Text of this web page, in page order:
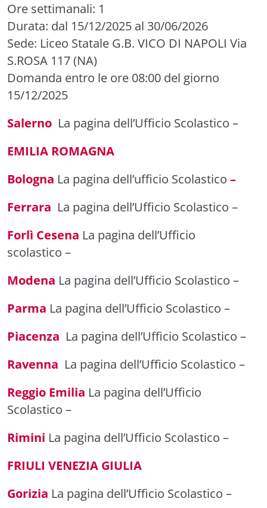
Ore settimanali: 1
Durata: dal 15/12/2025 al 30/06/2026
Sede: Liceo Statale G.B. VICO DI NAPOLI Via
S.ROSA 117 (NA)
Domanda entro le ore 08:00 del giorno
15/12/2025
Salerno La pagina dell’Ufficio Scolastico –
EMILIA ROMAGNA
Bologna La pagina dell’ufficio Scolastico –
Ferrara La pagina dell’Ufficio Scolastico –
Forlì Cesena La pagina dell’Ufficio
scolastico –
Modena La pagina dell’Ufficio Scolastico –
Parma La pagina dell’Ufficio Scolastico –
Piacenza La pagina dell’Ufficio Scolastico –
Ravenna La pagina dell’Ufficio Scolastico –
Reggio Emilia La pagina dell’Ufficio
Scolastico –
Rimini La pagina dell’Ufficio Scolastico –
FRIULI VENEZIA GIULIA
Gorizia La pagina dell’Ufficio Scolastico –